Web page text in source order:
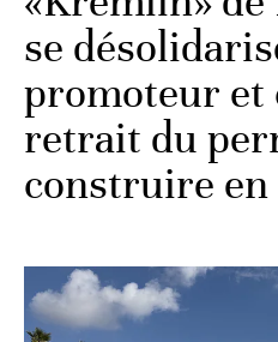
se
promoteur et
retrait du
construire en